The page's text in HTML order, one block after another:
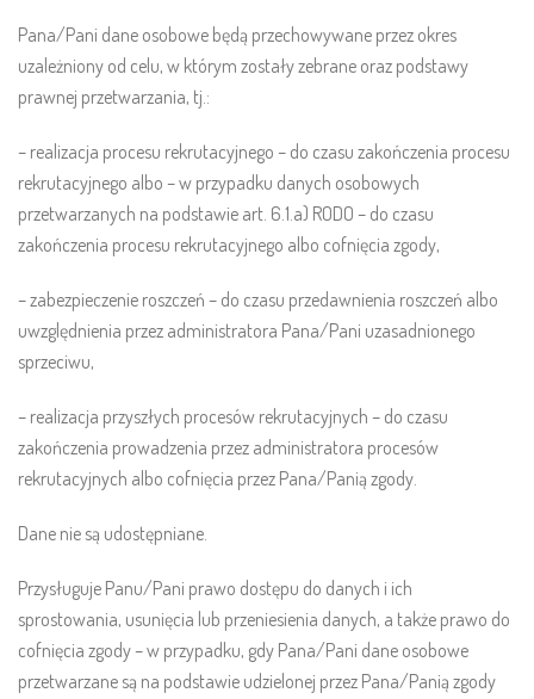
Pana/Pani dane osobowe będą przechowywane przez okres
uzależniony od celu, w którym zostały zebrane oraz podstawy
prawnej przetwarzania, tj.:
– realizacja procesu rekrutacyjnego – do czasu zakończenia procesu
rekrutacyjnego albo – w przypadku danych osobowych
przetwarzanych na podstawie art. 6.1.a) RODO – do czasu
zakończenia procesu rekrutacyjnego albo cofnięcia zgody,
– zabezpieczenie roszczeń – do czasu przedawnienia roszczeń albo
uwzględnienia przez administratora Pana/Pani uzasadnionego
sprzeciwu,
– realizacja przyszłych procesów rekrutacyjnych – do czasu
zakończenia prowadzenia przez administratora procesów
rekrutacyjnych albo cofnięcia przez Pana/Panią zgody.
Dane nie są udostępniane.
Przysługuje Panu/Pani prawo dostępu do danych i ich
sprostowania, usunięcia lub przeniesienia danych, a także prawo do
cofnięcia zgody – w przypadku, gdy Pana/Pani dane osobowe
przetwarzane są na podstawie udzielonej przez Pana/Panią zgody